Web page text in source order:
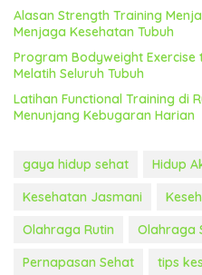
Alasan Strength Training
Menjaga Kesehatan Tubuh
Program Bodyweight
Melatih Seluruh Tubuh
Latihan Functional Training di
Menunjang Kebugaran Harian
gaya hidup sehat Hidup
Kesehatan Jasmani
Olahraga Rutin
Olahraga
Pernapasan Sehat
tips